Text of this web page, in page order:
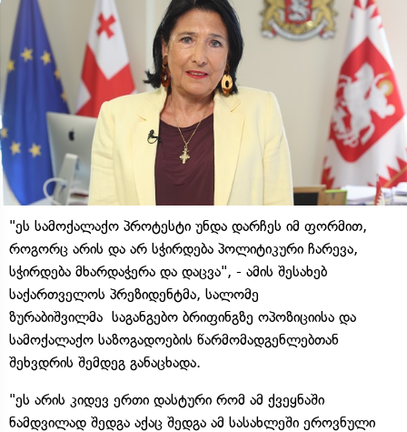
"ეს სამოქალაქო პროტესტი უნდა დარჩეს იმ ფორმით,
როგორც არის და არ სჭირდება პოლიტიკური ჩარევა,
სჭირდება მხარდაჭერა და დაცვა", - ამის შესახებ
საქართველოს პრეზიდენტმა, სალომე
ზურაბიშვილმა საგანგებო ბრიფინგზე ოპოზიციისა და
სამოქალაქო საზოგადოების წარმომადგენლებთან
შეხვდრის შემდეგ განაცხადა.
"ეს არის კიდევ ერთი დასტური რომ ამ ქვეყნაში
ნამდვილად შედგა აქაც შედგა ამ სასახლეში ეროვნული